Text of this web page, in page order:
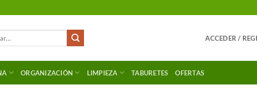
ACCEDER /
ORGANIZACIÓN LIMPIEZA TABURETES OFERTAS